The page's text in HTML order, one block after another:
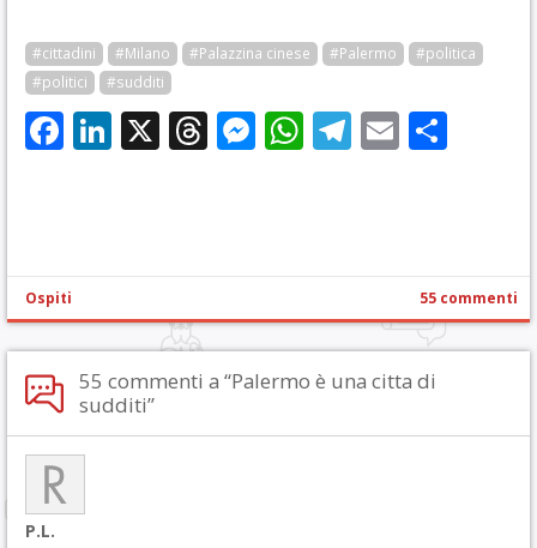
#cittadini #Milano #Palazzina cinese #Palermo
#politica
#politici
#sudditi
Facebook
LinkedIn
X Threads
Messenger
WhatsApp
Telegram
Email
Ospiti 55 commenti
55 commenti a “Palermo è una citta di
sudditi”
P.L.